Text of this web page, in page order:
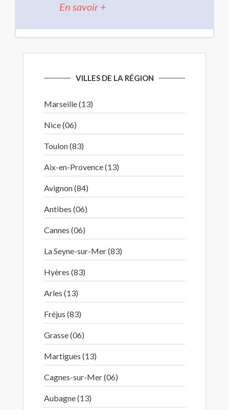
En savoir +
VILLES DE LA RÉGION
Marseille (13)
Nice (06)
Toulon (83)
Aix-en-Provence (13)
Avignon (84)
Antibes (06)
Cannes (06)
La Seyne-sur-Mer (83)
Hyères (83)
Arles (13)
Fréjus (83)
Grasse (06)
Martigues (13)
Cagnes-sur-Mer (06)
Aubagne (13)